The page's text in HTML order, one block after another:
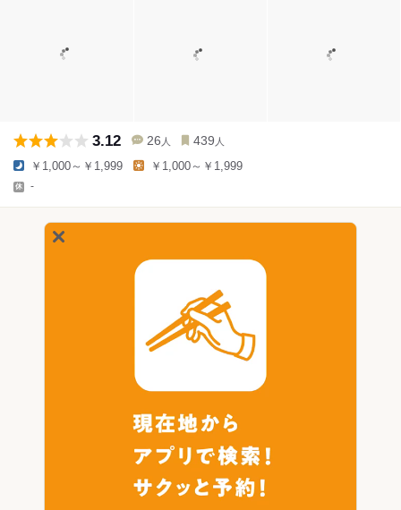
3.12 26 人 439 人
￥1,000～￥1,999 ￥1,000～￥1,999
-